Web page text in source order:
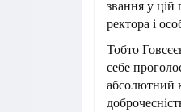
звання у цій
ректора і
Тобто
себе
абсолютний